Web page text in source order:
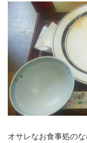
オサレなお食事処の